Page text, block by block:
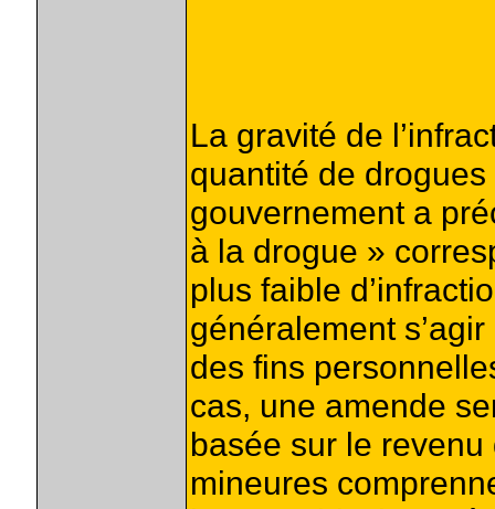
La gravité de
quantité de drogues
gouvernement a
à la drogue »
plus faible
généralement
des fins
cas, une amende
basée sur le
mineures